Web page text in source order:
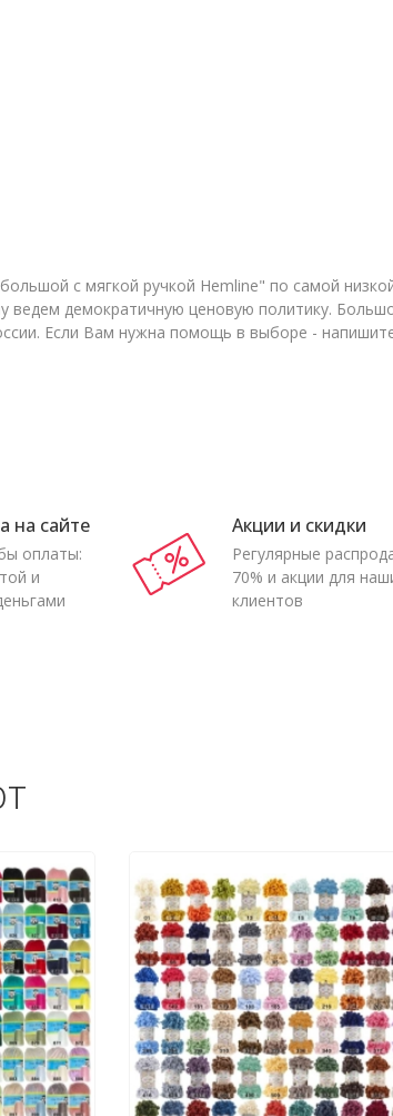
с мягкой ручкой Hemline" по самой
демократичную ценовую политику.
Если Вам нужна помощь в выборе -
на сайте
оплаты:
и
Акции и скидки
Регулярные
70% и акции для
клиентов